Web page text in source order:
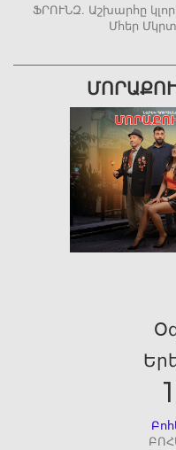
ՖՐՈՒՆԶ. Աշխարհը
Մհեր